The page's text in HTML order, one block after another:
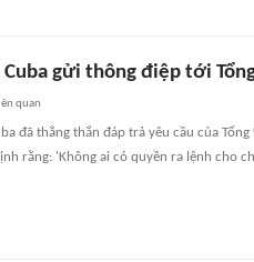
Cuba gửi thông điệp tới
quan
đã thẳng thắn đáp trả yêu cầu của
rằng: 'Không ai có quyền ra lệnh cho